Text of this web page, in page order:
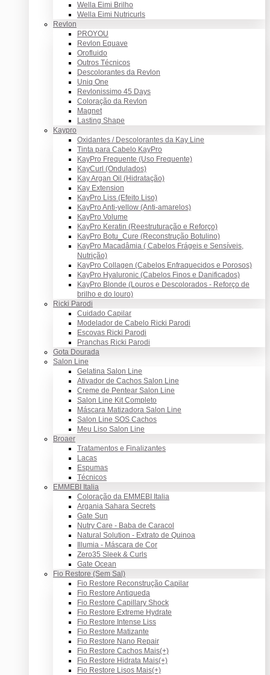
Wella Eimi Brilho
Wella Eimi Nutricurls
Revlon
PROYOU
Revlon Equave
Orofluido
Outros Técnicos
Descolorantes da Revlon
Uniq One
Revlonissimo 45 Days
Coloração da Revlon
Magnet
Lasting Shape
Kaypro
Oxidantes / Descolorantes da Kay Line
Tinta para Cabelo KayPro
KayPro Frequente (Uso Frequente)
KayCurl (Ondulados)
Kay Argan Oil (Hidratação)
Kay Extension
KayPro Liss (Efeito Liso)
KayPro Anti-yellow (Anti-amarelos)
KayPro Volume
KayPro Keratin (Reestruturação e Reforço)
KayPro Botu_Cure (Reconstrução Botulino)
KayPro Macadâmia ( Cabelos Frágeis e Sensíveis,
Nutrição)
KayPro Collagen (Cabelos Enfraquecidos e Porosos)
KayPro Hyaluronic (Cabelos Finos e Danificados)
KayPro Blonde (Louros e Descolorados - Reforço de
brilho e do louro)
Ricki Parodi
Cuidado Capilar
Modelador de Cabelo Ricki Parodi
Escovas Ricki Parodi
Pranchas Ricki Parodi
Gota Dourada
Salon Line
Gelatina Salon Line
Ativador de Cachos Salon Line
Creme de Pentear Salon Line
Salon Line Kit Completo
Máscara Matizadora Salon Line
Salon Line SOS Cachos
Meu Liso Salon Line
Broaer
Tratamentos e Finalizantes
Lacas
Espumas
Técnicos
EMMEBI Italia
Coloração da EMMEBI Italia
Argania Sahara Secrets
Gate Sun
Nutry Care - Baba de Caracol
Natural Solution - Extrato de Quinoa
Illumia - Máscara de Cor
Zero35 Sleek & Curls
Gate Ocean
Fio Restore (Sem Sal)
Fio Restore Reconstrução Capilar
Fio Restore Antiqueda
Fio Restore Capillary Shock
Fio Restore Extreme Hydrate
Fio Restore Intense Liss
Fio Restore Matizante
Fio Restore Nano Repair
Fio Restore Cachos Mais(+)
Fio Restore Hidrata Mais(+)
Fio Restore Lisos Mais(+)